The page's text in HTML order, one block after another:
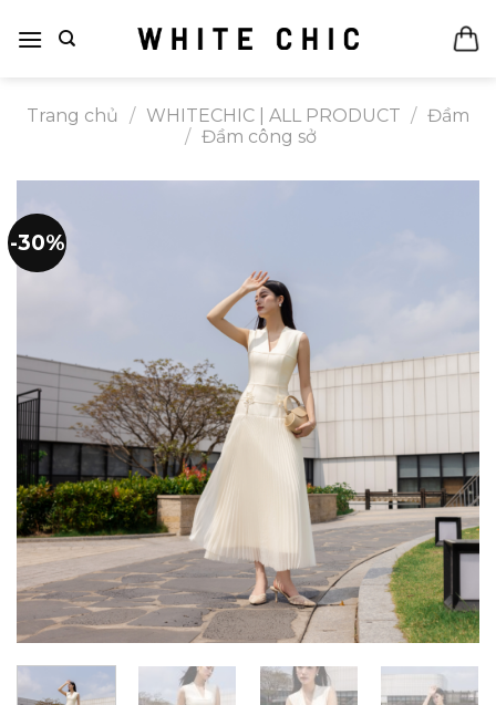
qua
Trang chủ
/ WHITECHIC | ALL PRODUCT / Đầm
/ Đầm công sở
-30%